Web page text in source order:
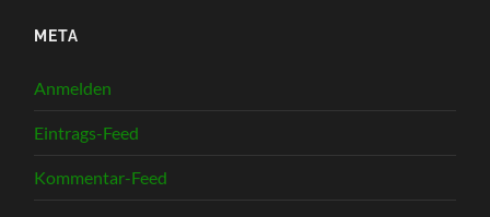
META
Anmelden
Eintrags-Feed
Kommentar-Feed